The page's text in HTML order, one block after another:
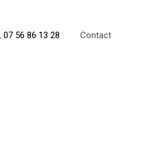
07 56 86 13 28 Contact